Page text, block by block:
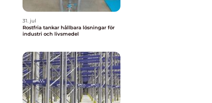
31. jul
Rostfria tankar hållbara lösningar för
industri och livsmedel